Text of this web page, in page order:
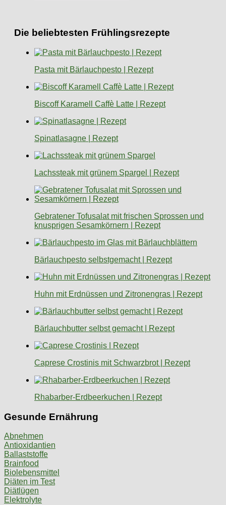
Die beliebtesten Frühlingsrezepte
Pasta mit Bärlauchpesto | Rezept
Biscoff Karamell Caffè Latte | Rezept
Spinatlasagne | Rezept
Lachssteak mit grünem Spargel | Rezept
Gebratener Tofusalat mit frischen Sprossen und
knusprigen Sesamkörnern | Rezept
Bärlauchpesto selbstgemacht | Rezept
Huhn mit Erdnüssen und Zitronengras | Rezept
Bärlauchbutter selbst gemacht | Rezept
Caprese Crostinis mit Schwarzbrot | Rezept
Rhabarber-Erdbeerkuchen | Rezept
Gesunde Ernährung
Abnehmen
Antioxidantien
Ballaststoffe
Brainfood
Biolebensmittel
Diäten im Test
Diätlügen
Elektrolyte